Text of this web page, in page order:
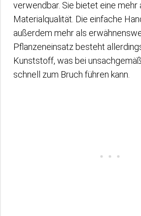
verwendbar. Sie bietet eine mehr
Materialqualität. Die einfache
außerdem mehr als
Pflanzeneinsatz besteht
Kunststoff, was bei
schnell zum Bruch führen kann.